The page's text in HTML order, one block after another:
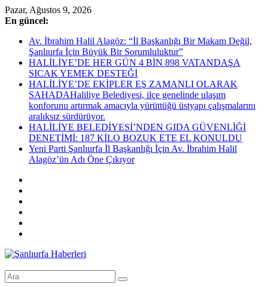
Skip
to
Pazar, Ağustos 9, 2026
En güncel:
Av. İbrahim Halil Alagöz: “İl Başkanlığı Bir Makam Değil,
Şanlıurfa İçin Büyük Bir Sorumluluktur”
HALİLİYE’DE HER GÜN 4 BİN 898 VATANDAŞA
SICAK YEMEK DESTEĞİ
HALİLİYE’DE EKİPLER EŞ ZAMANLI OLARAK
SAHADAHaliliye Belediyesi, ilçe genelinde ulaşım
konforunu artırmak amacıyla yürüttüğü üstyapı çalışmalarını
aralıksız sürdürüyor.
HALİLİYE BELEDİYESİ’NDEN GIDA GÜVENLİĞİ
DENETİMİ: 187 KİLO BOZUK ETE EL KONULDU
Yeni Parti Şanlıurfa İl Başkanlığı İçin Av. İbrahim Halil
Alagöz’ün Adı Öne Çıkıyor
Şanlıurfa